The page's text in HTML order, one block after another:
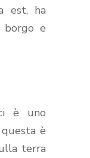
est, ha
e
è uno
è
terra